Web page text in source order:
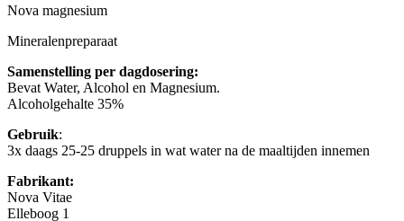
Nova magnesium
Mineralenpreparaat
Samenstelling per dagdosering:
Bevat Water, Alcohol en Magnesium.
Alcoholgehalte 35%
Gebruik:
3x daags 25-25 druppels in wat water na de maaltijden innemen
Fabrikant:
Nova Vitae
Elleboog 1